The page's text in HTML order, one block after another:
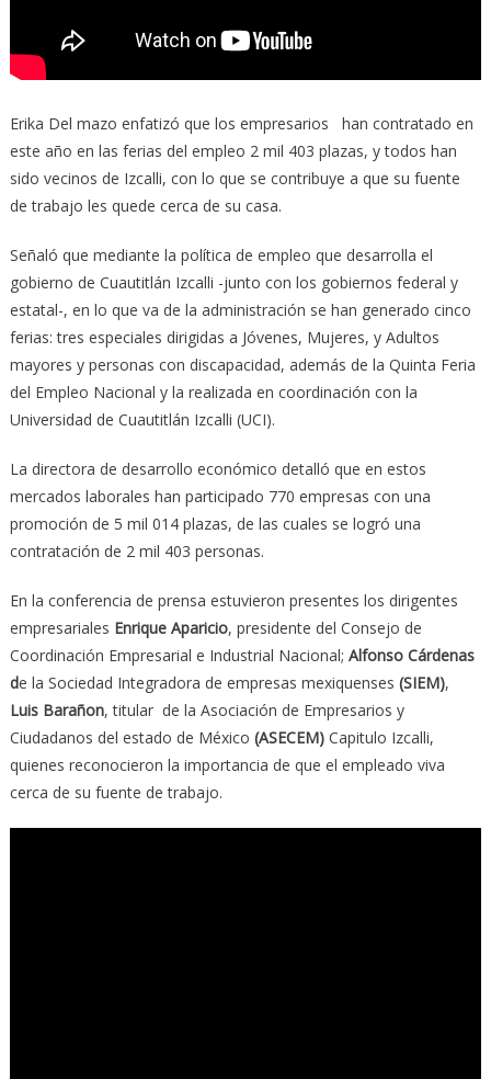
Erika Del mazo enfatizó que los empresarios han contratado en
este año en las ferias del empleo 2 mil 403 plazas, y todos han
sido vecinos de Izcalli, con lo que se contribuye a que su fuente
de trabajo les quede cerca de su casa.
Señaló que mediante la política de empleo que desarrolla el
gobierno de Cuautitlán Izcalli -junto con los gobiernos federal y
estatal-, en lo que va de la administración se han generado cinco
ferias: tres especiales dirigidas a Jóvenes, Mujeres, y Adultos
mayores y personas con discapacidad, además de la Quinta Feria
del Empleo Nacional y la realizada en coordinación con la
Universidad de Cuautitlán Izcalli (UCI).
La directora de desarrollo económico detalló que en estos
mercados laborales han participado 770 empresas con una
promoción de 5 mil 014 plazas, de las cuales se logró una
contratación de 2 mil 403 personas.
En la conferencia de prensa estuvieron presentes los dirigentes
empresariales Enrique Aparicio, presidente del Consejo de
Coordinación Empresarial e Industrial Nacional; Alfonso Cárdenas
de la Sociedad Integradora de empresas mexiquenses (SIEM),
Luis Barañon, titular de la Asociación de Empresarios y
Ciudadanos del estado de México (ASECEM)Capitulo Izcalli,
quienes reconocieron la importancia de que el empleado viva
cerca de su fuente de trabajo.